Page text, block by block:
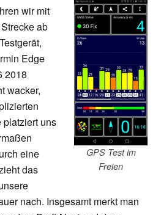
GPS Test im
Freien
wir mit
ab
Edge
2018
wacker,
platziert uns
eine
das
nach. Insgesamt merkt man